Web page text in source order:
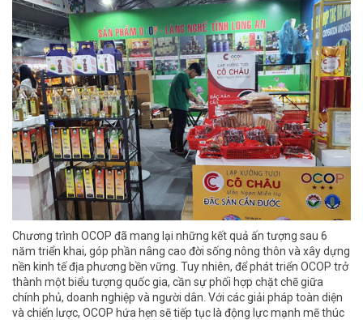
Chương trình OCOP đã mang lại những kết quả ấn tượng sau 6
năm triển khai, góp phần nâng cao đời sống nông thôn và xây dựng
nền kinh tế địa phương bền vững. Tuy nhiên, để phát triển OCOP trở
thành một biểu tượng quốc gia, cần sự phối hợp chặt chẽ giữa
chính phủ, doanh nghiệp và người dân. Với các giải pháp toàn diện
và chiến lược, OCOP hứa hẹn sẽ tiếp tục là động lực mạnh mẽ thúc